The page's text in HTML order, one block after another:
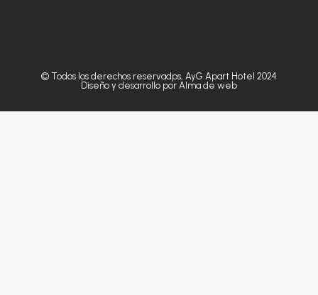
© Todos los derechos reservadps, AyG Apart Hotel 2024
Diseño y desarrollo por Alma de web